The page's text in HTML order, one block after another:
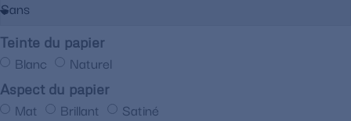
Teinte du papier
Blanc Naturel
Aspect du papier
Mat Brillant Satiné